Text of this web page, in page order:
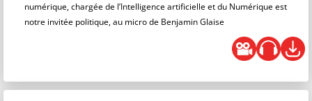
numérique, chargée de l’Intelligence artificielle et du Numérique est
notre invitée politique, au micro de Benjamin Glaise